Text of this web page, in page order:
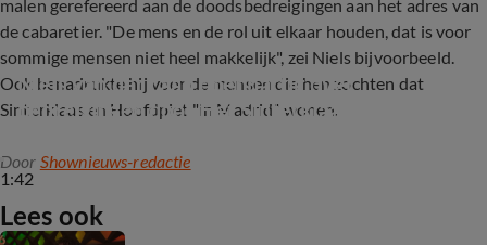
malen gerefereerd aan de doodsbedreigingen aan het adres van
de cabaretier. "De mens en de rol uit elkaar houden, dat is voor
sommige mensen niet heel makkelijk", zei Niels bijvoorbeeld.
Ook benadrukte hij voor de mensen die hen zochten dat
Sinterklaas en Hoofdpiet "in Madrid" wonen.
1:42
Niels van der Laan openhartig over
bedreigingen door Het Sinterklaasjournaal
Door Shownieuws-redactie
Lees ook